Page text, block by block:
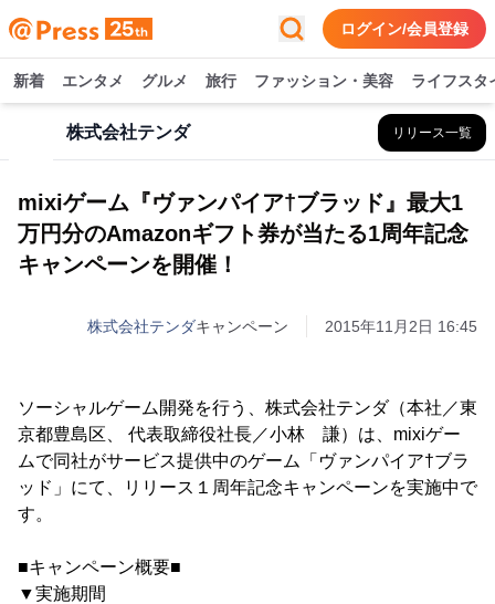
ログイン/会員登録
新着 エンタメ グルメ 旅行 ファッション・美容 ライフスタ
株式会社テンダ リリース一覧
mixiゲーム『ヴァンパイア†ブラッド』最大1
万円分のAmazonギフト券が当たる1周年記念
キャンペーンを開催！
株式会社テンダキャンペーン 2015年11月2日 16:45
ソーシャルゲーム開発を行う、株式会社テンダ（本社／東
京都豊島区、 代表取締役社長／小林 謙）は、mixiゲー
ムで同社がサービス提供中のゲーム「ヴァンパイア†ブラ
ッド」にて、リリース１周年記念キャンペーンを実施中で
す。
■キャンペーン概要■
▼実施期間